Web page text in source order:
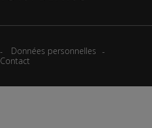
Données personnelles
Contact